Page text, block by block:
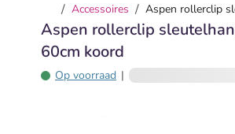
/ Accessoires / Aspen rollerclip
Aspen rollerclip
60cm koord
Op voorraad |